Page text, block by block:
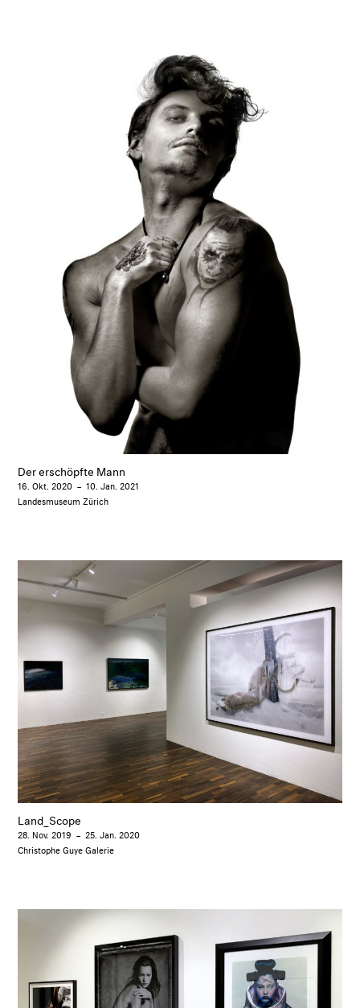
Der erschöpfte Mann
16. Okt. 2020 –10. Jan. 2021
Landesmuseum Zürich
Land_Scope
28. Nov. 2019 – 25. Jan. 2020
Christophe Guye Galerie